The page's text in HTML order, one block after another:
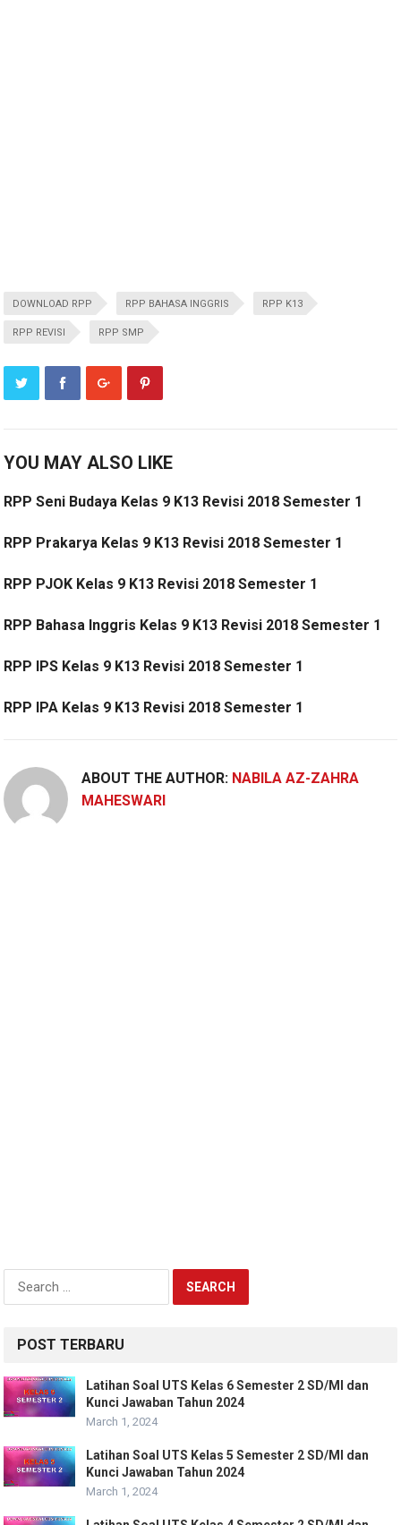
DOWNLOAD RPP RPP BAHASA INGGRIS RPP K13
RPP REVISI RPP SMP
YOU MAY ALSO LIKE
RPP Seni Budaya Kelas 9 K13 Revisi 2018 Semester 1
RPP Prakarya Kelas 9 K13 Revisi 2018 Semester 1
RPP PJOK Kelas 9 K13 Revisi 2018 Semester 1
RPP Bahasa Inggris Kelas 9 K13 Revisi 2018 Semester 1
RPP IPS Kelas 9 K13 Revisi 2018 Semester 1
RPP IPA Kelas 9 K13 Revisi 2018 Semester 1
ABOUT THE AUTHOR: NABILA AZ-ZAHRA
MAHESWARI
Search
for:
POST TERBARU
Latihan Soal UTS Kelas 6 Semester 2 SD/MI dan
Kunci Jawaban Tahun 2024
March 1, 2024
Latihan Soal UTS Kelas 5 Semester 2 SD/MI dan
Kunci Jawaban Tahun 2024
March 1, 2024